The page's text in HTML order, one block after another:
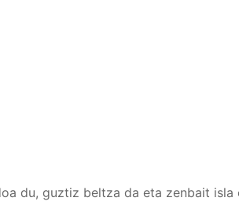
du, guztiz beltza da eta zenbait isla